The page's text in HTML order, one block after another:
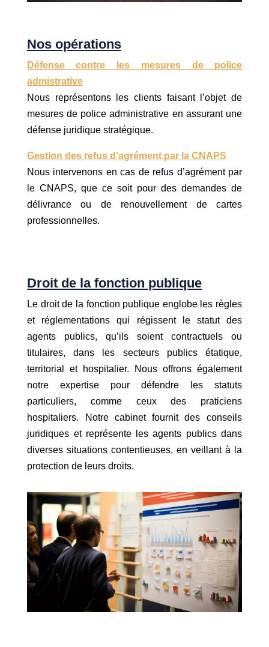
Nos opérations
Défense contre les mesures de police
admistrative
Nous représentons les clients faisant l’objet de
mesures de police administrative en assurant une
défense juridique stratégique.
Gestion des refus d’agrément par la CNAPS
Nous intervenons en cas de refus d’agrément par
le CNAPS, que ce soit pour des demandes de
délivrance ou de renouvellement de cartes
professionnelles.
Droit de la fonction publique
Le droit de la fonction publique englobe les règles
et réglementations qui régissent le statut des
agents publics, qu’ils soient contractuels ou
titulaires, dans les secteurs publics étatique,
territorial et hospitalier. Nous offrons également
notre expertise pour défendre les statuts
particuliers, comme ceux des praticiens
hospitaliers. Notre cabinet fournit des conseils
juridiques et représente les agents publics dans
diverses situations contentieuses, en veillant à la
protection de leurs droits.